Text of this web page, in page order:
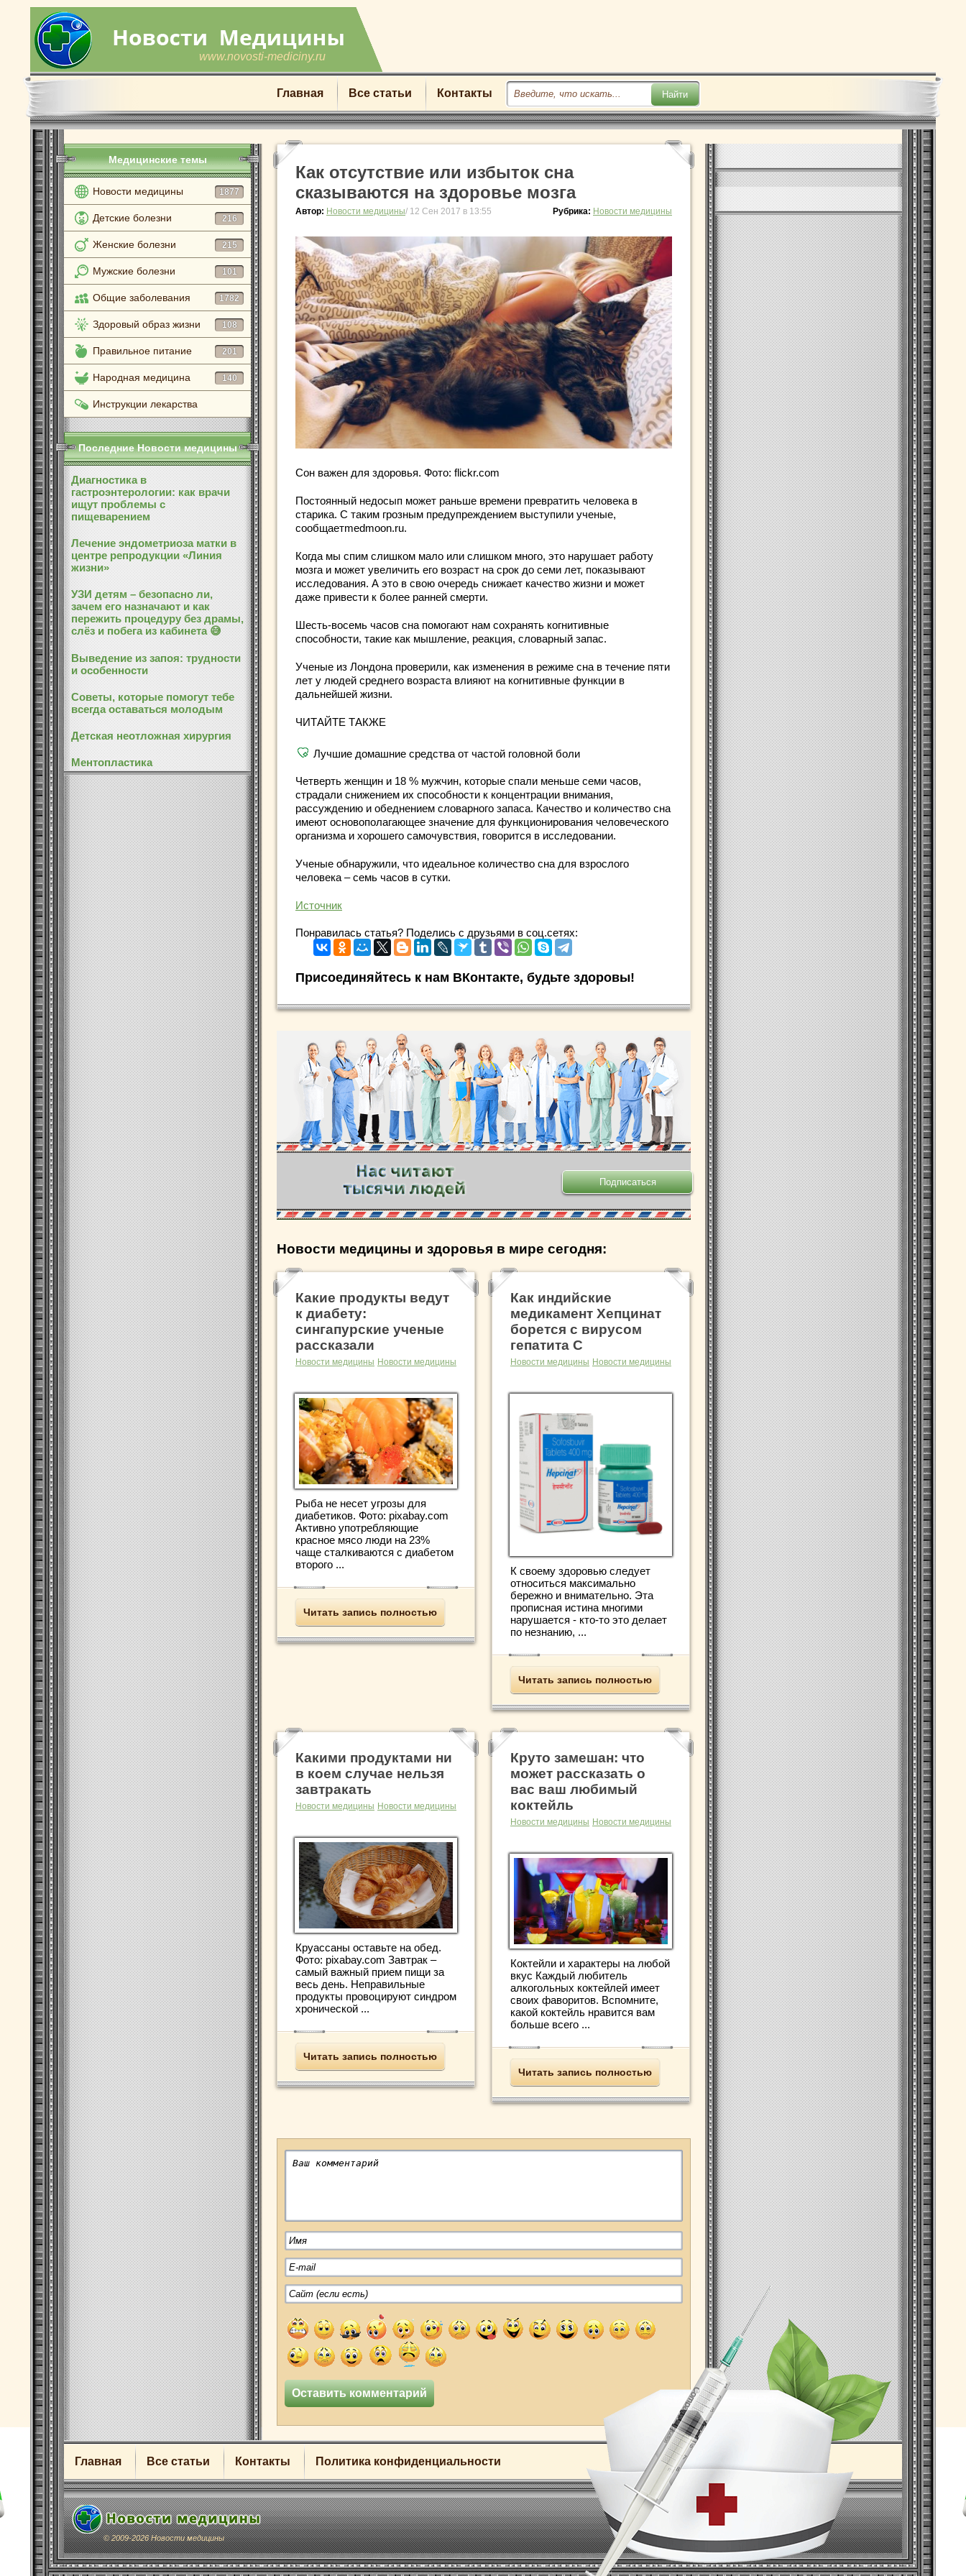
www.novosti-mediciny.ru
Главная Все статьи Контакты
Медицинские темы
Новости медицины 1877
Детские болезни 216
Женские болезни 215
Мужские болезни 101
Общие заболевания 1782
Здоровый образ жизни 108
Правильное питание 201
Народная медицина 140
Инструкции лекарства
Последние Новости медицины
Диагностика в
гастроэнтерологии: как врачи
ищут проблемы с
пищеварением
Лечение эндометриоза матки в
центре репродукции «Линия
жизни»
УЗИ детям – безопасно ли,
зачем его назначают и как
пережить процедуру без драмы,
слёз и побега из кабинета 😅
Выведение из запоя: трудности
и особенности
Советы, которые помогут тебе
всегда оставаться молодым
Детская неотложная хирургия
Ментопластика
Как отсутствие или избыток сна
сказываются на здоровье мозга
Автор: Новости медицины/ 12 Сен 2017 в 13:55 Рубрика: Новости медицины
Сон важен для здоровья. Фото: flickr.com
Постоянный недосып может раньше времени превратить человека в
старика. С таким грозным предупреждением выступили ученые,
сообщаетmedmoon.ru.
Когда мы спим слишком мало или слишком много, это нарушает работу
мозга и может увеличить его возраст на срок до семи лет, показывают
исследования. А это в свою очередь снижает качество жизни и может
даже привести к более ранней смерти.
Шесть-восемь часов сна помогают нам сохранять когнитивные
способности, такие как мышление, реакция, словарный запас.
Ученые из Лондона проверили, как изменения в режиме сна в течение пяти
лет у людей среднего возраста влияют на когнитивные функции в
дальнейшей жизни.
ЧИТАЙТЕ ТАКЖЕ
Лучшие домашние средства от частой головной боли
Четверть женщин и 18 % мужчин, которые спали меньше семи часов,
страдали снижением их способности к концентрации внимания,
рассуждению и обеднением словарного запаса. Качество и количество сна
имеют основополагающее значение для функционирования человеческого
организма и хорошего самочувствия, говорится в исследовании.
Ученые обнаружили, что идеальное количество сна для взрослого
человека – семь часов в сутки.
Источник
Понравилась статья? Поделись с друзьями в соц.сетях:
Присоединяйтесь к нам ВКонтакте, будьте здоровы!
.
Новости медицины и здоровья в мире сегодня:
Какие продукты ведут
к диабету:
сингапурские ученые
рассказали
Новости медицины Новости медицины
Рыба не несет угрозы для
диабетиков. Фото: pixabay.com
Активно употребляющие
красное мясо люди на 23%
чаще сталкиваются с диабетом
второго ...
Читать запись полностью
Как индийские
медикамент Хепцинат
борется с вирусом
гепатита С
Новости медицины Новости медицины
К своему здоровью следует
относиться максимально
бережно и внимательно. Эта
прописная истина многими
нарушается - кто-то это делает
по незнанию, ...
Читать запись полностью
Какими продуктами ни
в коем случае нельзя
завтракать
Новости медицины Новости медицины
Круассаны оставьте на обед.
Фото: pixabay.com Завтрак –
самый важный прием пищи за
весь день. Неправильные
продукты провоцируют синдром
хронической ...
Читать запись полностью
Круто замешан: что
может рассказать о
вас ваш любимый
коктейль
Новости медицины Новости медицины
Коктейли и характеры на любой
вкус Каждый любитель
алкогольных коктейлей имеет
своих фаворитов. Вспомните,
какой коктейль нравится вам
больше всего ...
Читать запись полностью
Главная Все статьи Контакты Политика конфиденциальности
© 2009-2026 Новости медицины